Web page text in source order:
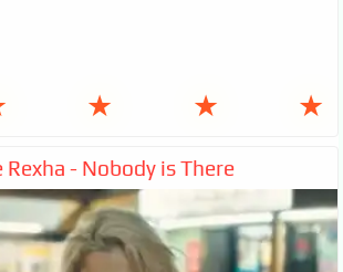
★ ★ ★
Rexha - Nobody is There